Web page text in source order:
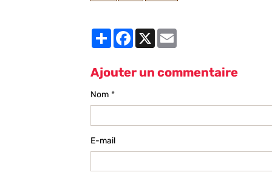
PartagerFacebook
X
Ajouter un commentaire
Nom
E-mail